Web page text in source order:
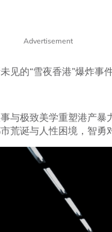
Advertisement
见的“雪夜香港”爆炸
与极致美学重塑港产
荒诞与人性困境，智勇